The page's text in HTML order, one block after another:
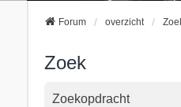
Forum overzicht
Zoek
Zoekopdracht